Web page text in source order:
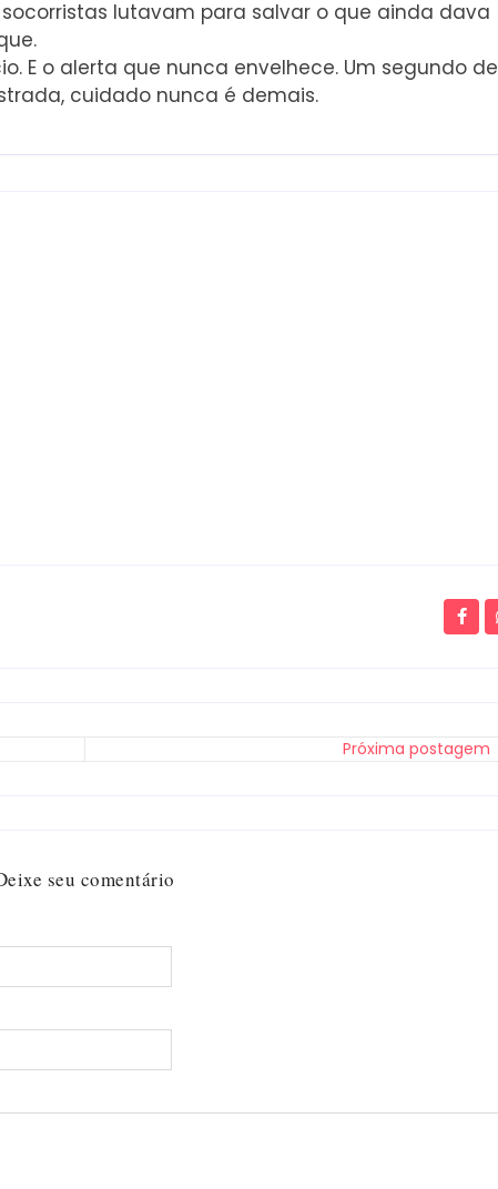
lutavam para salvar o que ainda dava
E o alerta que nunca envelhece. Um segundo de
cuidado nunca é demais.
Próxima postagem
seu comentário